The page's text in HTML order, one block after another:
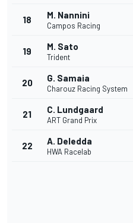
18 M. Nannini
Campos Racing
19 M. Sato
Trident
20 G. Samaia
Charouz Racing System
21 C. Lundgaard
ART Grand Prix
22 A. Deledda
HWA Racelab